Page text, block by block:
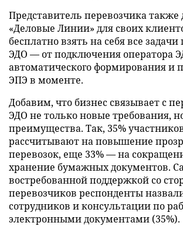
Представитель перевозчика также
«Деловые Линии» для своих
бесплатно взять на себя все
ЭДО — от подключения оператора
автоматического формирования и
ЭПЭ в моменте.
Добавим, что бизнес связывает с
ЭДО не только новые требования,
преимущества. Так, 35%
рассчитывают на повышение
перевозок, еще 33% — на
хранение бумажных документов.
востребованной поддержкой со
перевозчиков респонденты
сотрудников и консультации по
электронными документами (35%).